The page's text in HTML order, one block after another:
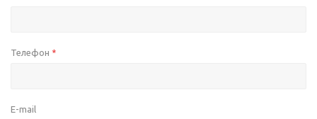
Телефон *
E-mail